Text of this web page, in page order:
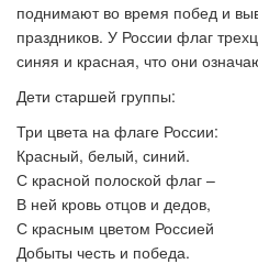
поднимают во время побед и
праздников. У России флаг
синяя и красная, что они
Дети старшей группы:
Три цвета на флаге России:
Красный, белый, синий.
С красной полоской флаг –
В ней кровь отцов и дедов,
С красным цветом Россией
Добыты честь и победа.